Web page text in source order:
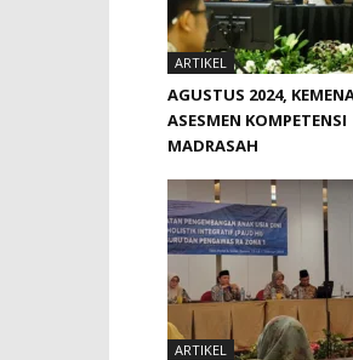
ARTIKEL
AGUSTUS 2024,
ASESMEN KOMPETENSI
MADRASAH
ARTIKEL